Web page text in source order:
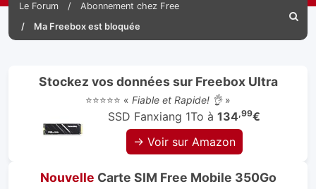
Le Forum
Abonnement chez Free
Ma Freebox est bloquée
Stockez vos données sur Freebox Ultra
⭐⭐⭐⭐⭐ « Fiable et Rapide! 👌»
SSD Fanxiang 1To à 134,99€
→ Voir sur Amazon
Nouvelle Carte SIM Free Mobile 350Go